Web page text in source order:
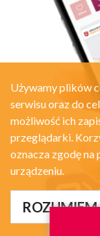
Używamy plików
serwisu oraz do
możliwość ich
przeglądarki.
oznacza zgodę
urządzeniu.
ROZUMIEM